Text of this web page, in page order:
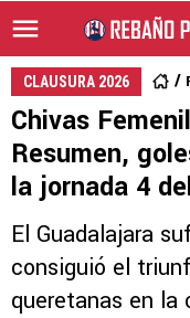
CLAUSURA 2026
Chivas
Resumen,
la jornada 4
El Guadalajara
consiguió el
queretanas en la